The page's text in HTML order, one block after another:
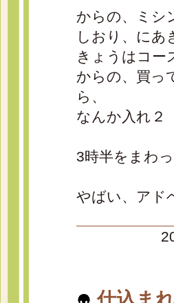
からの、ミシ
しおり、にあ
きょうはコー
からの、買っ
ら、
なんか入れ
3時半をまわ
やばい、アド